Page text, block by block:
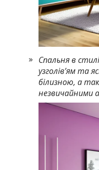
Спальня в
узголів’ям та
білизною, а
незвичайними